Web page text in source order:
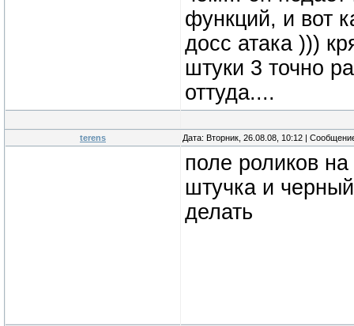
функций, и вот
досс атака )))
штуки 3 точно
оттуда....
terens Дата: Вторник, 26.08.08, 10:12 |
поле роликов
штучка и
делать